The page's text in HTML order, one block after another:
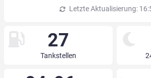
Letzte Aktualisierung:
27
Tankstellen